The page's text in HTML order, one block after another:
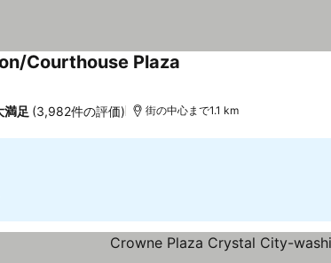
Courthouse Plaza
満足 (3,982件の評価) 街の中心まで1.1 km